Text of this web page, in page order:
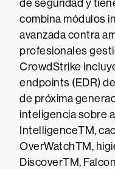
de seguridad y
combina módulos
avanzada contra
profesionales
CrowdStrike
endpoints (EDR)
de próxima
inteligencia sobre
IntelligenceTM,
OverWatchTM,
DiscoverTM,